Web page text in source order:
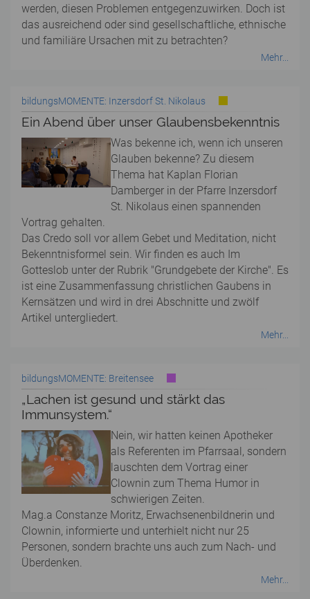
werden, diesen Problemen entgegenzuwirken. Doch ist
das ausreichend oder sind gesellschaftliche, ethnische
und familiäre Ursachen mit zu betrachten?
Mehr...
bildungsMOMENTE: Inzersdorf St. Nikolaus
Ein Abend über unser Glaubensbekenntnis
Was bekenne ich, wenn ich unseren
Glauben bekenne? Zu diesem
Thema hat Kaplan Florian
Damberger in der Pfarre Inzersdorf
St. Nikolaus einen spannenden
Vortrag gehalten.
Das Credo soll vor allem Gebet und Meditation, nicht
Bekenntnisformel sein. Wir finden es auch Im
Gotteslob unter der Rubrik "Grundgebete der Kirche". Es
ist eine Zusammenfassung christlichen Gaubens in
Kernsätzen und wird in drei Abschnitte und zwölf
Artikel untergliedert.
Mehr...
bildungsMOMENTE: Breitensee
„Lachen ist gesund und stärkt das
Immunsystem.“
Nein, wir hatten keinen Apotheker
als Referenten im Pfarrsaal, sondern
lauschten dem Vortrag einer
Clownin zum Thema Humor in
schwierigen Zeiten.
Mag.a Constanze Moritz, Erwachsenenbildnerin und
Clownin, informierte und unterhielt nicht nur 25
Personen, sondern brachte uns auch zum Nach- und
Überdenken.
Mehr...